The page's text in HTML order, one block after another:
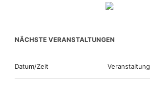
NÄCHSTE VERANSTALTUNGEN
Datum/Zeit Veranstaltung